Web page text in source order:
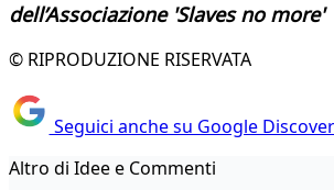
dell’Associazione 'Slaves no more'
© RIPRODUZIONE RISERVATA
Seguici anche su Google
Altro di Idee e Commenti